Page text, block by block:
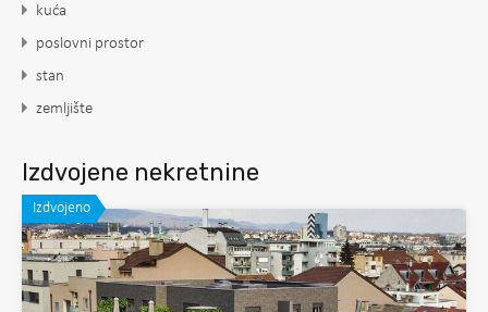
kuća
poslovni prostor
stan
zemljište
Izdvojene nekretnine
Izdvojeno